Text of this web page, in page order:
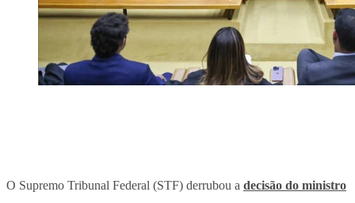
O Supremo Tribunal Federal (STF) derrubou a decisão do ministro